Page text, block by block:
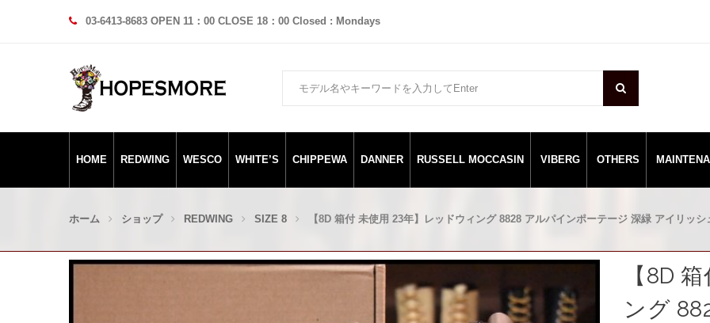
03-6413-8683 OPEN 11：00 CLOSE 18：00 Closed : Mondays
HOME REDWING WESCO WHITE’S CHIPPEWA DANNER RUSSELL MOCCASIN VIBERG OTHERS
ホーム ショップ REDWING SIZE 8 【8D 箱付 未使用 23年】レッドウィング 8828 アルパインポーテージ 深緑 アイリッ
【8D
ング